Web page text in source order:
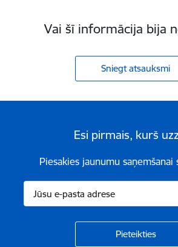
Vai šī informācija bija
Sniegt atsauksmi
Esi pirmais, kurš
Piesakies jaunumu saņemšanai